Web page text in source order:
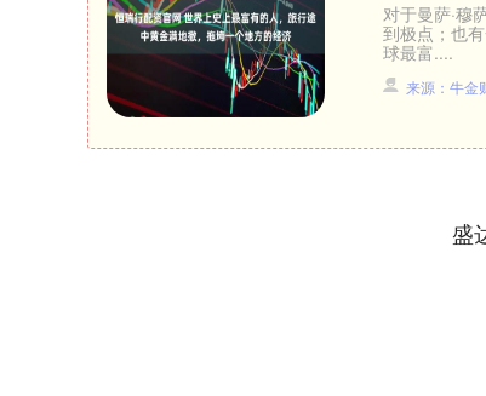
对于曼萨·穆
到极点；也
球最富....
来源：牛金
盛